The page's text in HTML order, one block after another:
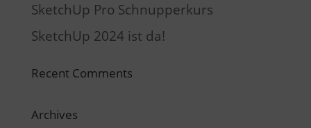
SketchUp Pro Schnupperkurs
SketchUp 2024 ist da!
Recent Comments
Archives